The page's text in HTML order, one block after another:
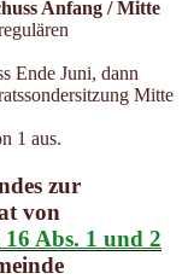
Anfang / Mitte
Ende Juni, dann
Mitte
1 aus.
zur
von
16 Abs. 1 und 2